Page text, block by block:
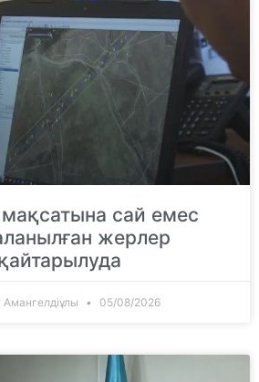
сай емес
жерлер
05/08/2026